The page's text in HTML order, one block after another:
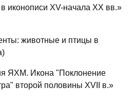
иконописи XV-начала XX вв.»
животные и птицы в
ЯХМ. Икона "Поклонение
второй половины XVII в.»